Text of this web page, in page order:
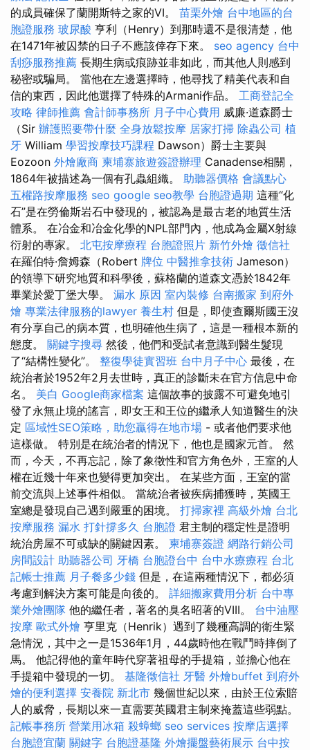
的成員確保了蘭開斯特之家的VI。 苗栗外燴 台中地區的台
胞證服務 玻尿酸 亨利（Henry）到那時還不是很清楚，他
在1471年被囚禁的日子不應該倖存下來。 seo agency 台中
刮痧服務推薦 長期生病或痕跡並非如此，而其他人則感到
秘密或騙局。 當他在左邊選擇時，他尋找了精美代表和自
信的東西，因此他選擇了特殊的Armani作品。 工商登記全
攻略 律師推薦 會計師事務所 月子中心費用 威廉·道森爵士
（Sir 辦護照要帶什麼 全身放鬆按摩 居家打掃 除蟲公司 植
牙 William 學習按摩技巧課程 Dawson）爵士主要與
Eozoon 外燴廠商 柬埔寨旅遊簽證辦理 Canadense相關，
1864年被描述為一個有孔蟲組織。 助聽器價格 會議點心
五權路按摩服務 seo google seo教學 台胞證過期 這種“化
石”是在勞倫斯岩石中發現的，被認為是最古老的地質生活
體系。 在冶金和冶金化學的NPL部門內，他成為金屬X射線
衍射的專家。 北屯按摩療程 台胞證照片 新竹外燴 徵信社
在羅伯特·詹姆森（Robert 牌位 中醫推拿技術 Jameson）
的領導下研究地質和科學後，蘇格蘭的道森文憑於1842年
畢業於愛丁堡大學。 漏水 原因 室內裝修 台南搬家 到府外
燴 專業法律服務的lawyer 養生村 但是，即使查爾斯國王沒
有分享自己的病本質，也明確他生病了，這是一種根本新的
態度。 關鍵字搜尋 然後，他們和受試者意識到醫生髮現
了“結構性變化”。 整復學徒實習班 台中月子中心 最後，在
統治者於1952年2月去世時，真正的診斷未在官方信息中命
名。 美白 Google商家檔案 這個故事的披露不可避免地引
發了永無止境的謠言，即女王和王位的繼承人知道醫生的決
定 區域性SEO策略，助您贏得在地市場 - 或者他們要求他
這樣做。 特別是在統治者的情況下，他也是國家元首。 然
而，今天，不再忘記，除了象徵性和官方角色外，王室的人
權在近幾十年來也變得更加突出。 在某些方面，王室的當
前交流與上述事件相似。 當統治者被疾病捕獲時，英國王
室總是發現自己遇到嚴重的困境。 打掃家裡 高級外燴 台北
按摩服務 漏水 打針撐多久 台胞證 君主制的穩定性是證明
統治房屋不可或缺的關鍵因素。 柬埔寨簽證 網路行銷公司
房間設計 助聽器公司 牙橋 台胞證台中 台中水療療程 台北
記帳士推薦 月子餐多少錢 但是，在這兩種情況下，都必須
考慮到解決方案可能是向後的。 詳細搬家費用分析 台中專
業外燴團隊 他的繼任者，著名的臭名昭著的VIII。 台中油壓
按摩 歐式外燴 亨里克（Henrik）遇到了幾種高調的衛生緊
急情況，其中之一是1536年1月，44歲時他在戰鬥時摔倒了
馬。 他記得他的童年時代穿著祖母的手提箱，並擔心他在
手提箱中發現的一切。 基隆徵信社 牙醫 外燴buffet 到府外
燴的便利選擇 安養院 新北市 幾個世紀以來，由於王位索賠
人的威脅，長期以來一直需要英國君主制來掩蓋這些弱點。
記帳事務所 營業用冰箱 殺蟑螂 seo services 按摩店選擇
台胞證宜蘭 關鍵字 台胞證基隆 外燴擺盤藝術展示 台中按